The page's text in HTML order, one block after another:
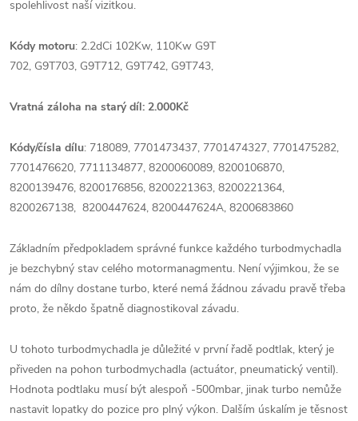
spolehlivost naší vizitkou.
Kódy motoru: 2.2dCi 102Kw, 110Kw G9T
702, G9T703, G9T712, G9T742, G9T743,
Vratná záloha na starý díl: 2.000Kč
Kódy/čísla dílu: 718089, 7701473437, 7701474327, 7701475282,
7701476620, 7711134877, 8200060089, 8200106870,
8200139476, 8200176856, 8200221363, 8200221364,
8200267138, 8200447624, 8200447624A, 8200683860
Základním předpokladem správné funkce každého turbodmychadla
je bezchybný stav celého motormanagmentu. Není výjimkou, že se
nám do dílny dostane turbo, které nemá žádnou závadu pravě třeba
proto, že někdo špatně diagnostikoval závadu.
U tohoto turbodmychadla je důležité v první řadě podtlak, který je
přiveden na pohon turbodmychadla (actuátor, pneumatický ventil).
Hodnota podtlaku musí být alespoň -500mbar, jinak turbo nemůže
nastavit lopatky do pozice pro plný výkon. Dalším úskalím je těsnost